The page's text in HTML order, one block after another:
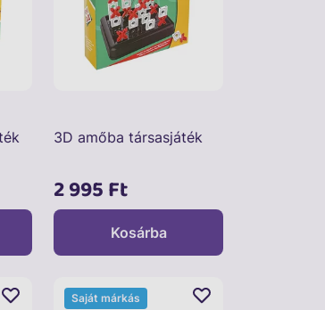
3D amőba társasjáték
2 995 Ft
Kosárba
Saját márkás